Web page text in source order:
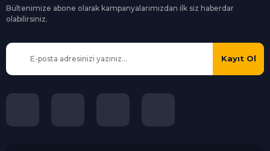
Bültenimize abone olarak kampanyalarımızdan ilk siz haberdar
olabilirsiniz.
Kayıt Ol